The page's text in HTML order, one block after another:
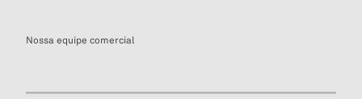
Nossa equipe comercial